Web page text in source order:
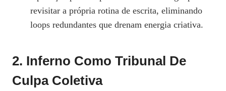
revisitar a própria rotina de escrita, eliminando
loops redundantes que drenam energia criativa.
2. Inferno Como Tribunal De
Culpa Coletiva